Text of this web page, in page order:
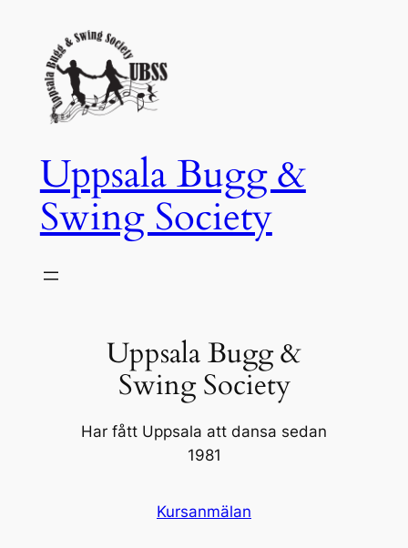
innehåll
Uppsala Bugg &
Swing Society
Uppsala Bugg &
Swing Society
Har fått Uppsala att dansa sedan
1981
Kursanmälan